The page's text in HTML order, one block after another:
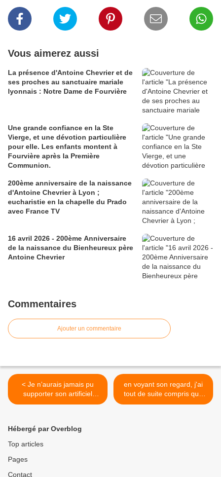
Vous aimerez aussi
La présence d'Antoine Chevrier et de
ses proches au sanctuaire mariale
lyonnais : Notre Dame de Fourvière
Une grande confiance en la Ste
Vierge, et une dévotion particulière
pour elle. Les enfants montent à
Fourvière après la Première
Communion.
200ème anniversaire de la naissance
d'Antoine Chevrier à Lyon ;
eucharistie en la chapelle du Prado
avec France TV
16 avril 2026 - 200ème Anniversaire
de la naissance du Bienheureux père
Antoine Chevrier
Commentaires
Ajouter un commentaire
< Je n’aurais jamais pu
supporter son artificiel
maintien dans un coma
en son être profond
en voyant son regard, j'ai
tout de suite compris que
ce jeune homme me voulait
Hébergé par Overblog
Top articles
Pages
Contact